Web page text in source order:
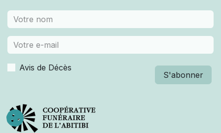
Avis de Décès
S'abonner